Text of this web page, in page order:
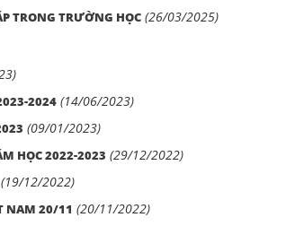
TRONG TRƯỜNG HỌC (26/03/2025)
2024 (14/06/2023)
(09/01/2023)
HỌC 2022-2023 (29/12/2022)
(19/12/2022)
NAM 20/11 (20/11/2022)